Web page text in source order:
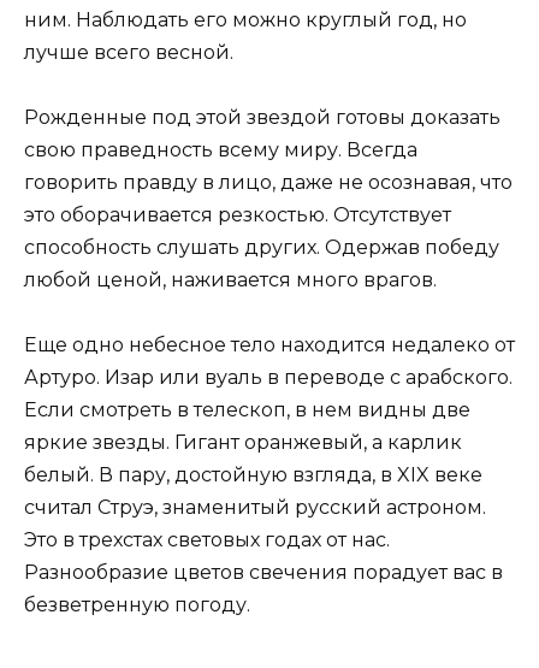
ним. Наблюдать его можно круглый год, но
лучше всего весной.
Рожденные под этой звездой готовы доказать
свою праведность всему миру. Всегда
говорить правду в лицо, даже не осознавая, что
это оборачивается резкостью. Отсутствует
способность слушать других. Одержав победу
любой ценой, наживается много врагов.
Еще одно небесное тело находится недалеко от
Артуро. Изар или вуаль в переводе с арабского.
Если смотреть в телескоп, в нем видны две
яркие звезды. Гигант оранжевый, а карлик
белый. В пару, достойную взгляда, в XIX веке
считал Струэ, знаменитый русский астроном.
Это в трехстах световых годах от нас.
Разнообразие цветов свечения порадует вас в
безветренную погоду.